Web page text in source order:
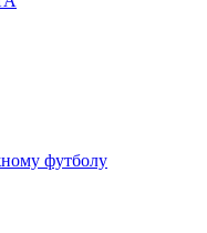
футболу